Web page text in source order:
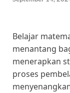
Belajar
menantang
menerapkan
proses